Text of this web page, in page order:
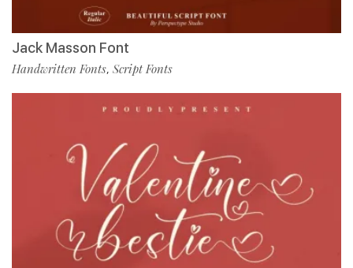
Jack Masson Font
Handwritten Fonts, Script Fonts